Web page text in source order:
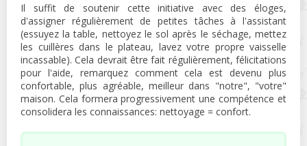
Il suffit de soutenir cette initiative avec des éloges,
d'assigner régulièrement de petites tâches à l'assistant
(essuyez la table, nettoyez le sol après le séchage, mettez
les cuillères dans le plateau, lavez votre propre vaisselle
incassable). Cela devrait être fait régulièrement, félicitations
pour l'aide, remarquez comment cela est devenu plus
confortable, plus agréable, meilleur dans "notre", "votre"
maison. Cela formera progressivement une compétence et
consolidera les connaissances: nettoyage = confort.